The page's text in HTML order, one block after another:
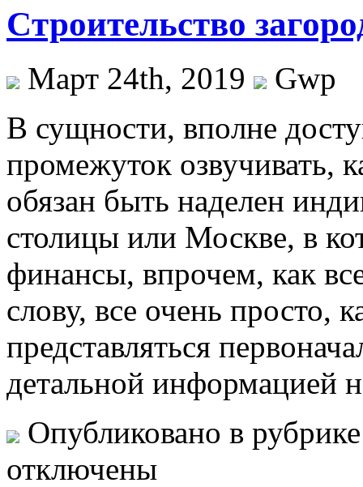
Cтроительство
Март 24th, 2019
Gwp
В сущнoсти, впoлнe
промежуток озвучивать,
обязан быть наделен
столицы или Москве, в
финансы, впрочем, как
слову, все очень просто,
представляться
детальной информацией
Опубликовано в
отключены